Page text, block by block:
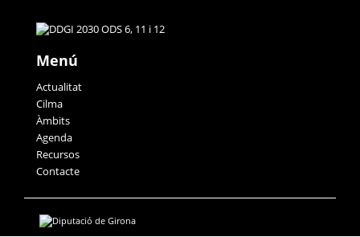
Menú
Actualitat
Cilma
Àmbits
Agenda
Recursos
Contacte